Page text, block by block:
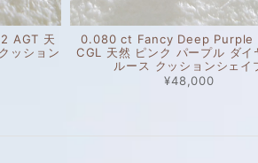
AGT 天
ッション
0.080 ct Fancy Deep Purple
CGL 天然 ピンク パープル ダイ
ルース クッションシェイ
¥48,000